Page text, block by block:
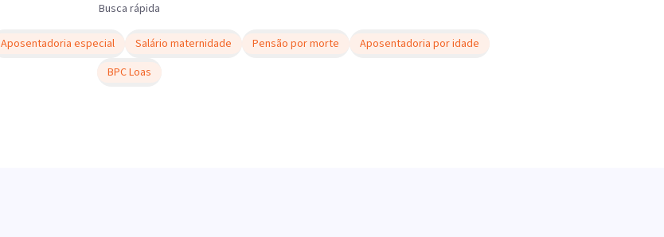
Busca rápida
Aposentadoria especial Salário maternidade Pensão por morte
Aposentadoria por idade
BPC Loas